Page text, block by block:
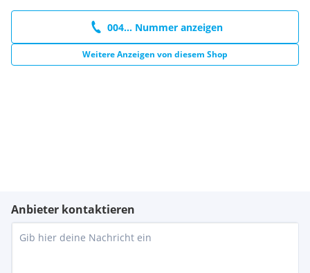
004... Nummer anzeigen
Weitere Anzeigen von diesem Shop
Anbieter kontaktieren